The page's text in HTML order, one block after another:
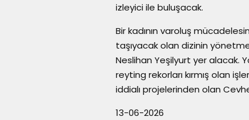
izleyici ile buluşacak.
Bir kadının varoluş
taşıyacak olan dizinin
Neslihan Yeşilyurt yer alacak.
reyting rekorları kırmış olan
iddialı projelerinden olan
13-06-2026